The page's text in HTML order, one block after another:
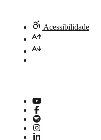
Acessibilidade